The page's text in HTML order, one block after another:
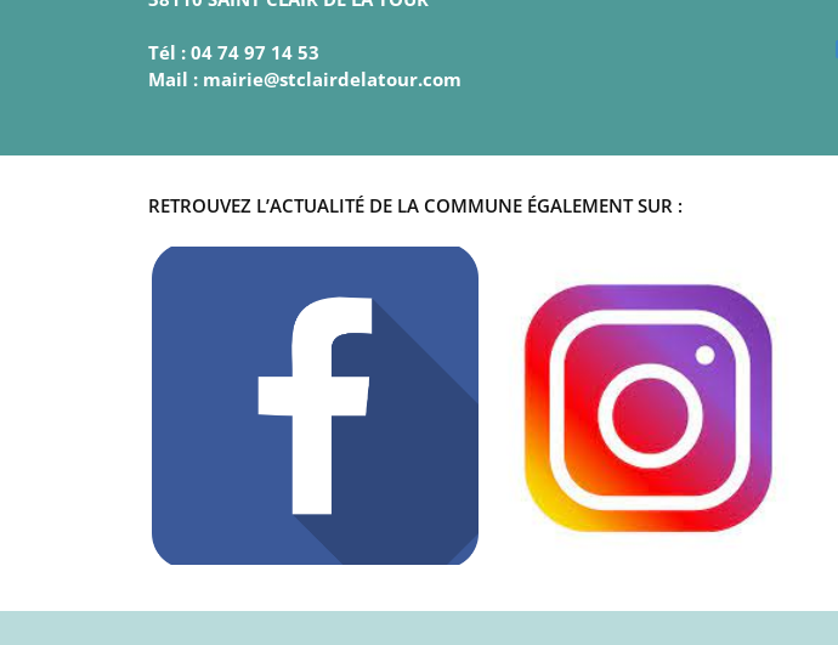
Tél : 04 74 97 14 53
Mail : mairie@stclairdelatour.com
RETROUVEZ L’ACTUALITÉ DE LA COMMUNE ÉGALEMENT SUR :